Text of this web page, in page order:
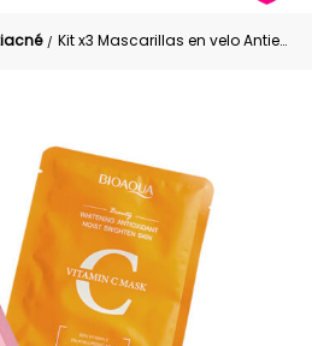
/ Kit x3 Mascarillas en velo Antiedad Bioaqua